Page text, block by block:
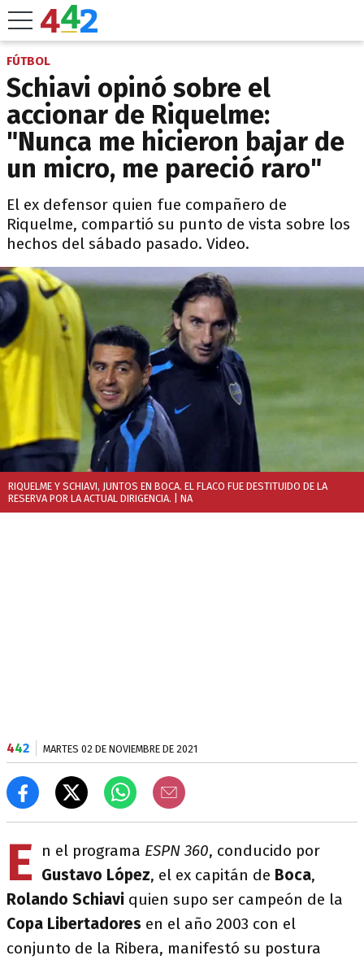
FÚTBOL
Schiavi opinó sobre el
accionar de Riquelme:
"Nunca me hicieron bajar de
un micro, me pareció raro"
El ex defensor quien fue compañero de
Riquelme, compartió su punto de vista sobre los
hechos del sábado pasado. Video.
RIQUELME Y SCHIAVI, JUNTOS EN BOCA. EL FLACO FUE DESTITUIDO DE LA
RESERVA POR LA ACTUAL DIRIGENCIA.
| NA
442 MARTES 02 DE NOVIEMBRE DE 2021
E n el programa ESPN 360, conducido por
Gustavo López, el ex capitán de Boca,
Rolando Schiavi quien supo ser campeón de la
Copa Libertadores en el año 2003 con el
conjunto de la Ribera, manifestó su postura